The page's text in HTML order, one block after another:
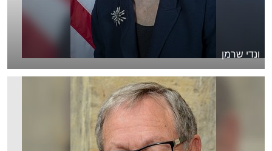
ונדי שרמן